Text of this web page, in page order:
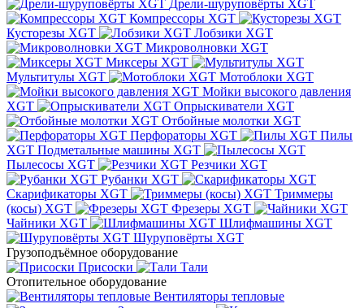
Дрели-шуруповёрты XGT
Компрессоры XGT
Кусторезы XGT
Лобзики XGT
Микроволновки XGT
Миксеры XGT
Мультитулы XGT
Мотоблоки XGT
Мойки высокого давления
XGT
Опрыскиватели XGT
Отбойные молотки XGT
Перфораторы XGT
Пилы
XGT Подметальные машины XGT
Пылесосы XGT
Резчики XGT
Рубанки XGT
Скарификаторы XGT
Триммеры
(косы) XGT
Фрезеры XGT
Чайники XGT
Шлифмашины XGT
Шуруповёрты XGT
Грузоподъёмное оборудование
Присоски
Тали
Отопительное оборудование
Вентиляторы тепловые